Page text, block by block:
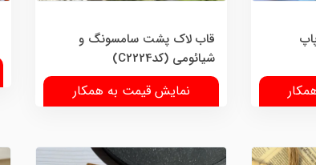
قاب لاک پشت سامسونگ و
شیائومی (کدC2224)
نمایش قیمت به همکار